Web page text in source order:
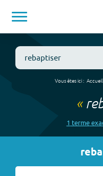
Vous êtes ici : Accueil
«
1 terme